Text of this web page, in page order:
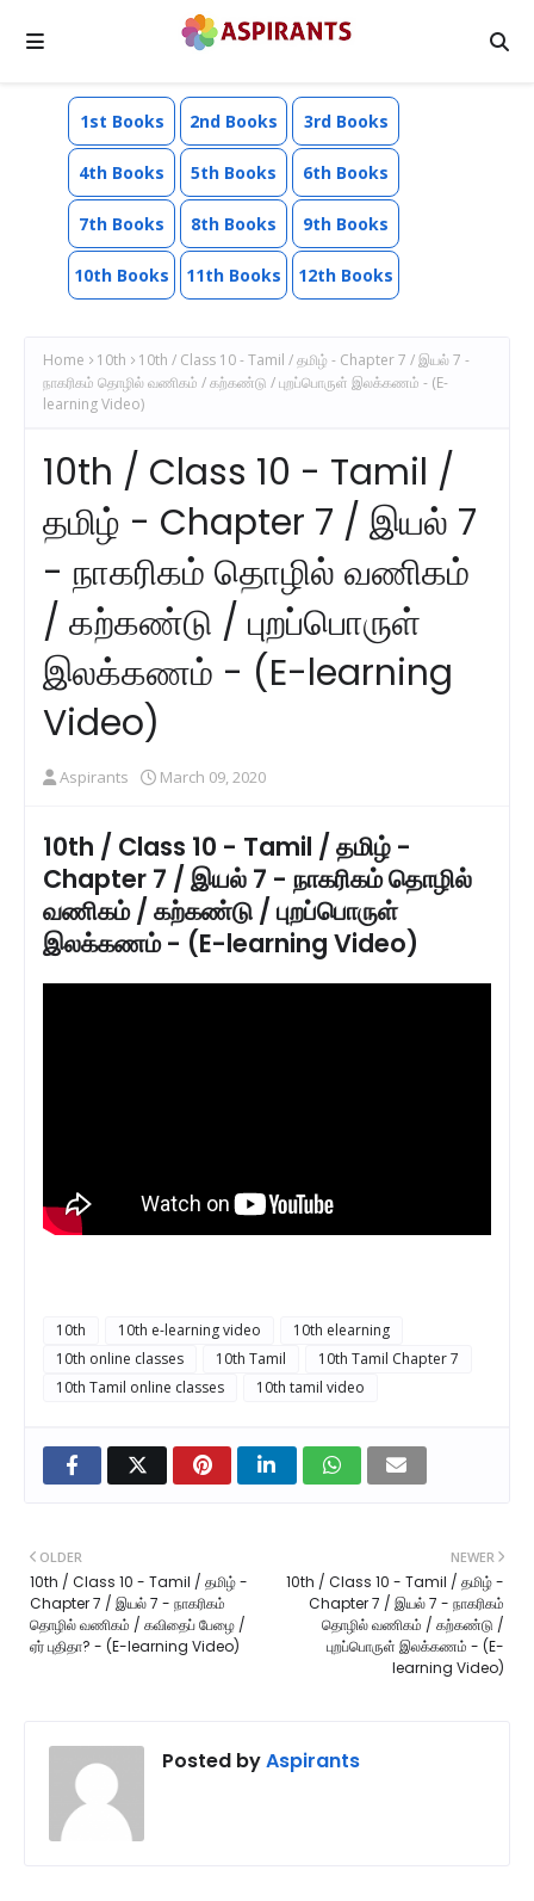
1st Books 2nd Books 3rd Books
4th Books 5th Books 6th Books
7th Books 8th Books 9th Books
10th Books 11th Books 12th Books
Home 10th
10th / Class 10 - Tamil / தமிழ் - Chapter 7 / இயல் 7 -
நாகரிகம் தொழில் வணிகம் / கற்கண்டு / புறப்பொருள் இலக்கணம் - (E-
learning Video)
10th / Class 10 - Tamil /
தமிழ் - Chapter 7 / இயல் 7
- நாகரிகம் தொழில் வணிகம்
/ கற்கண்டு / புறப்பொருள்
இலக்கணம் - (E-learning
Video)
Aspirants March 09, 2020
10th / Class 10 - Tamil / தமிழ் -
Chapter 7 / இயல் 7 - நாகரிகம் தொழில்
வணிகம் / கற்கண்டு / புறப்பொருள்
இலக்கணம் - (E-learning Video)
10th 10th e-learning video
10th elearning
10th online classes
10th Tamil
10th Tamil Chapter 7
10th Tamil online classes
10th tamil video
NEWER
10th / Class 10 - Tamil / தமிழ் -
Chapter 7 / இயல் 7 - நாகரிகம்
தொழில் வணிகம் / கற்கண்டு /
புறப்பொருள் இலக்கணம் - (E-
learning Video)
OLDER
10th / Class 10 - Tamil / தமிழ் -
Chapter 7 / இயல் 7 - நாகரிகம்
தொழில் வணிகம் / கவிதைப் பேழை /
ஏர் புதிதா? - (E-learning Video)
Posted byAspirants